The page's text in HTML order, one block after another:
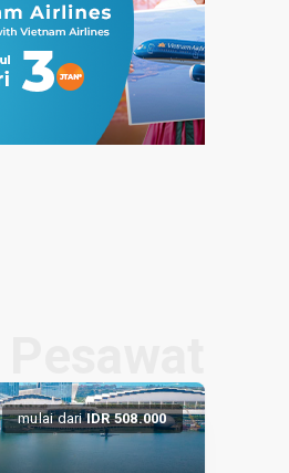
mulai dari IDR508.000